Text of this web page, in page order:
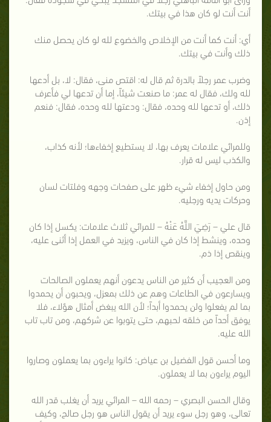
أنت أنت لو كان هذا في بيتك.
أي: أنت كما أنت من الإخلاص والخضوع لله لو كان يحصل منك
ذلك وأنت في بيتك.
وضرب عمر رجلاً بالدرة ثم قال له: اقتص منى، فقال: لا، بل أدعها
لله ولك، فقال له عمر: ما صنعت شيئاً، إما أن تدعها لي فأعرف
ذلك، أو تدعها لله وحده، فقال: ودعتها لله وحده، فقال: فنعم
إذن.
وللمرائي علامات يعرف بها، لا يستطيع إخفاءها؛ لأنه كذاب،
والكذب ليس له قرار.
ومن حاول إخفاء شيء ظهر على صفحات وجهه وفلتات لسان
وحركات يديه ورجليه.
قال علي – رَضِيَ اللَّهُ عَنْهُ – للمرائي ثلاث علامات: يكسل إذا كان
وحده، وينشط إذا كان في الناس، ويزيد في العمل إذا أثنى عليه،
وينقص إذا ذم.
ومن العجيب أن كثير من الناس يدعون أنهم يعملون الصالحات
ويسارعون في الطاعات وهم عن ذلك بمعزل، ويحبون أن يحمدوا
بما لم يفعلوا ولن يحمدوا أبداً؛ لأن الله يبغض أمثال هؤلاء، فلا
يوفق أحداً من خلقه لحبهم، حتى يتوبوا عن شركهم، ومن تاب تاب
الله عليه.
وما أحسن قول الفضيل بن عياض: كانوا يراءون بما يعملون وصاروا
اليوم يراءون بما لا يعملون.
وقال الحسن البصري – رحمه الله – المرائي يريد أن يغلب قدر الله
تعالى، وهو رجل سوء يريد أن يقول الناس هو رجل صالح، وكيف